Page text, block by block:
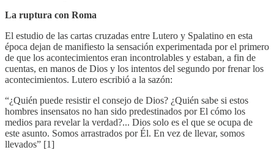
La ruptura con Roma
El estudio de las cartas cruzadas entre Lutero y Spalatino en esta
época dejan de manifiesto la sensación experimentada por el primero
de que los acontecimientos eran incontrolables y estaban, a fin de
cuentas, en manos de Dios y los intentos del segundo por frenar los
acontecimientos. Lutero escribió a la sazón:
“¿Quién puede resistir el consejo de Dios? ¿Quién sabe si estos
hombres insensatos no han sido predestinados por El cómo los
medios para revelar la verdad?... Dios solo es el que se ocupa de
este asunto. Somos arrastrados por Él. En vez de llevar, somos
llevados” [1]